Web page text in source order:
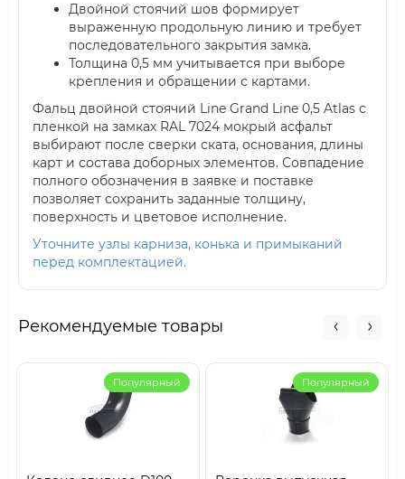
Двойной стоячий шов формирует
выраженную продольную линию и требует
последовательного закрытия замка.
Толщина 0,5 мм учитывается при выборе
крепления и обращении с картами.
Фальц двойной стоячий Line Grand Line 0,5 Atlas с
пленкой на замках RAL 7024 мокрый асфальт
выбирают после сверки ската, основания, длины
карт и состава доборных элементов. Совпадение
полного обозначения в заявке и поставке
позволяет сохранить заданные толщину,
поверхность и цветовое исполнение.
Уточните узлы карниза, конька и примыканий
перед комплектацией.
Рекомендуемые товары
Популярный Популярный